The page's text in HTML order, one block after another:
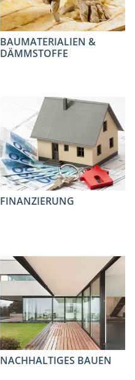
BAUMATERIALIEN &
DÄMMSTOFFE
FINANZIERUNG
NACHHALTIGES BAUEN